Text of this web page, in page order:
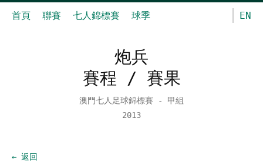
首頁 聯賽 七人錦標賽 球季 EN
炮兵
賽程 / 賽果
澳門七人足球錦標賽 - 甲組
2013
← 返回